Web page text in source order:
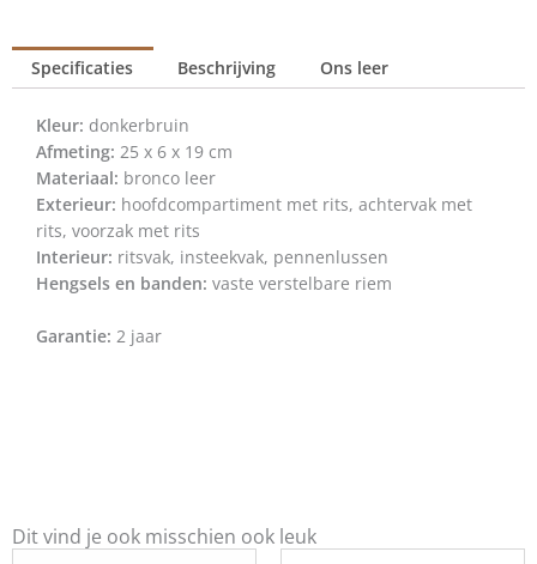
Specificaties Beschrijving Ons leer
Kleur: donkerbruin
Afmeting: 25 x 6 x 19 cm
Materiaal: bronco leer
Exterieur: hoofdcompartiment met rits, achtervak met
rits, voorzak met rits
Interieur: ritsvak, insteekvak, pennenlussen
Hengsels en banden: vaste verstelbare riem
Garantie: 2 jaar
Dit vind je ook misschien ook leuk